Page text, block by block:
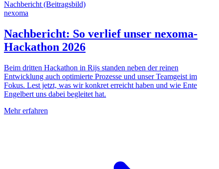
nexoma
Nachbericht: So verlief unser nexoma-
Hackathon 2026
Beim dritten Hackathon in Rijs standen neben der reinen
Entwicklung auch optimierte Prozesse und unser Teamgeist im
Fokus. Lest jetzt, was wir konkret erreicht haben und wie Ente
Engelbert uns dabei begleitet hat.
Mehr erfahren